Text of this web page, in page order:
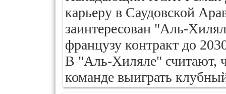
карьеру в Саудовской
заинтересован "Аль-
французу контракт до
В "Аль-Хиляле" считают,
команде выиграть